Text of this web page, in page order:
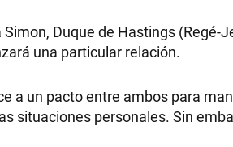
Duque de Hastings
una particular relación.
a un pacto entre ambos para
situaciones personales. Sin